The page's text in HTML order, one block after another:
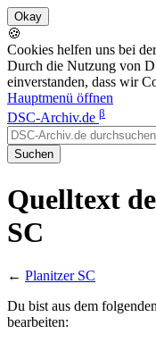
🍪
Cookies helfen uns bei
Durch die Nutzung von
einverstanden, dass wir
Hauptmenü öffnen
DSC-Archiv.de β
Suchen
Quelltext
SC
← Planitzer SC
Du bist aus dem
bearbeiten: